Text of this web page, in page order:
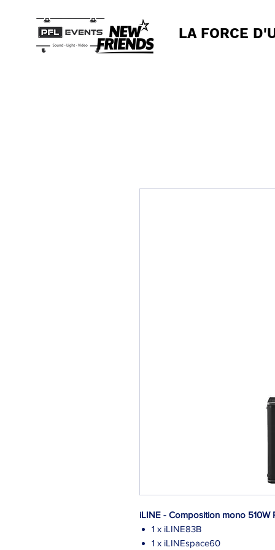
LA FORCE
iLINE - Composition mono 510W
1 x iLINE83B
1 x iLINEspace60